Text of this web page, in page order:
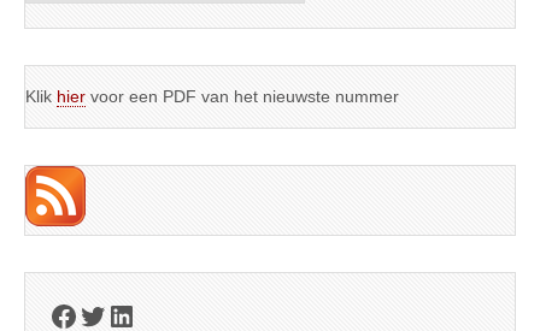
Klik hier voor een PDF van het nieuwste nummer
Facebook
Twitter
LinkedIn